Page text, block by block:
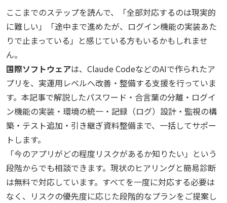
ここまでのステップを読んで、「全部対応するのは現実的
に難しい」「途中まで進めたが、ログイン機能の実装あた
りで止まっている」と感じている方もいるかもしれませ
ん。
国際ソフトウェアは、Claude CodeなどのAIで作られたア
プリを、実運用レベルへ改善・整備する支援を行っていま
す。本記事で解説したパスワード・合言葉の分離・ログイ
ン機能の実装・環境の統一・記録（ログ）設計・監視の構
築・テスト追加・引き継ぎ資料整備まで、一括してサポー
トします。
「今のアプリがどの程度リスクがあるか知りたい」という
段階からでも相談できます。現状のヒアリングと簡易診断
は無料で対応しています。すべてを一度に対応する必要は
なく、リスクの優先度に応じた段階的なプランをご提案し